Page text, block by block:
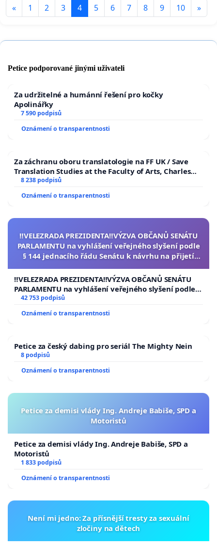
« 1 2 3 4 5 6 7 8 9 10 »
Petice podporované jinými uživateli
Za udržitelné a humánní řešení pro kočky
Apolinářky
7 590 podpisů
Oznámení o transparentnosti
Za záchranu oboru translatologie na FF UK / Save
Translation Studies at the Faculty of Arts, Charles
University
8 238 podpisů
Oznámení o transparentnosti
‼️VELEZRADA PREZIDENTA‼️VÝZVA OBČANŮ SENÁTU
PARLAMENTU na vyhlášení veřejného slyšení podle
§ 144 jednacího řádu Senátu k návrhu na přijetí
republiky
‼️VELEZRADA PREZIDENTA‼️VÝZVA OBČANŮ SENÁTU
PARLAMENTU na vyhlášení veřejného slyšení podle §
144 jednacího řádu Senátu k návrhu na přijetí
usnesení k podání ústavní žaloby na prezidenta
republiky
42 753 podpisů
Oznámení o transparentnosti
Petice za český dabing pro seriál The Mighty Nein
8 podpisů
Oznámení o transparentnosti
Petice za demisi vlády Ing. Andreje Babiše, SPD a
Motoristů
Petice za demisi vlády Ing. Andreje Babiše, SPD a
Motoristů
1 833 podpisů
Oznámení o transparentnosti
Není mi jedno: Za přísnější tresty za sexuální
zločiny na dětech